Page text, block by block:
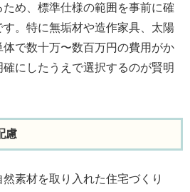
め、標準仕様の範囲を事前に確
。特に無垢材や造作家具、太陽
で数十万〜数百万円の費用がか
にしたうえで選択するのが賢明
慮
素材を取り入れた住宅づくり